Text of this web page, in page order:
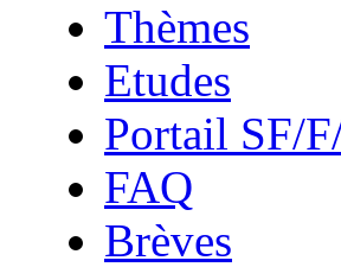
Thèmes
Etudes
Portail SF/
FAQ
Brèves